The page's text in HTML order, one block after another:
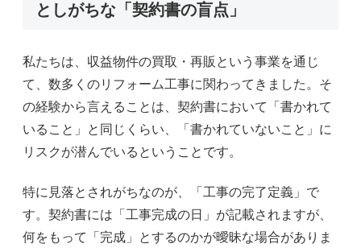
としがちな「契約書の盲点」
私たちは、収益物件の買取・再販という事業を通じ
て、数多くのリフォーム工事に関わってきました。そ
の経験から言えることは、契約書において「書かれて
いること」と同じくらい、「書かれていないこと」に
リスクが潜んでいるということです。
特に見落とされがちなのが、「工事の完了定義」で
す。契約書には「工事完成の日」が記載されますが、
何をもって「完成」とするのかが曖昧な場合がありま